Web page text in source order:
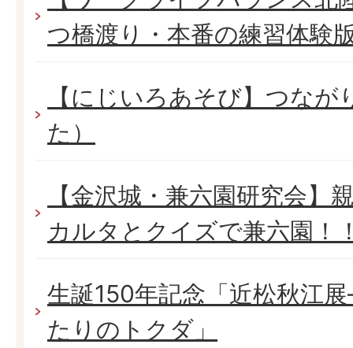
つ橋渡り・本番の練習体験
【にじいろあそび】つな
た）
【金沢城・兼六園研究会】
カルタとクイズで兼六園！
生誕150年記念「近松秋江
たりのトクダ」